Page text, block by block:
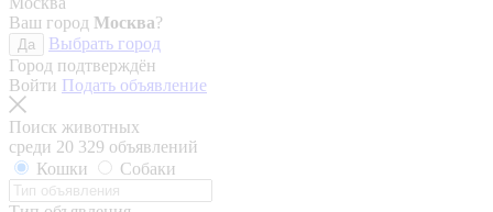
Ваш город Москва?
Да
Выбрать город
Город подтверждён
Войти Подать объявление
Поиск животных
среди 20 329 объявлений
Кошки
Собаки